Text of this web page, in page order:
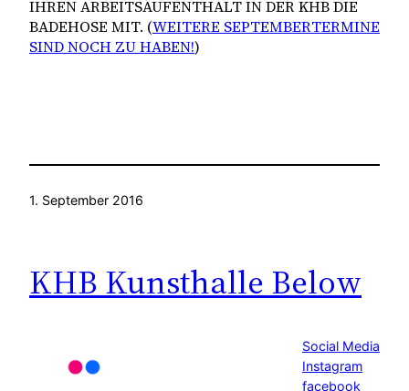
IHREN ARBEITSAUFENTHALT IN DER KHB DIE
BADEHOSE MIT. (WEITERE SEPTEMBERTERMINE
SIND NOCH ZU HABEN!)
1. September 2016
KHB Kunsthalle Below
Social Media
Instagram
facebook